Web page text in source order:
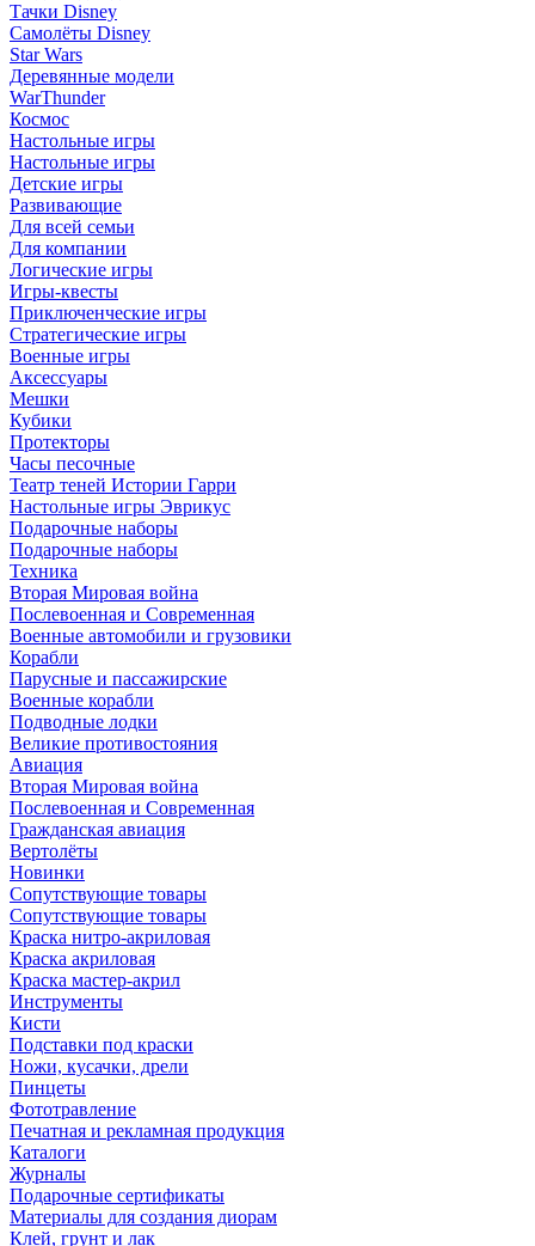
Тачки Disney
Самолёты Disney
Star Wars
Деревянные модели
WarThunder
Космос
Настольные игры
Настольные игры
Детские игры
Развивающие
Для всей семьи
Для компании
Логические игры
Игры-квесты
Приключенческие игры
Стратегические игры
Военные игры
Аксессуары
Мешки
Кубики
Протекторы
Часы песочные
Театр теней Истории Гарри
Настольные игры Эврикус
Подарочные наборы
Подарочные наборы
Техника
Вторая Мировая война
Послевоенная и Современная
Военные автомобили и грузовики
Корабли
Парусные и пассажирские
Военные корабли
Подводные лодки
Великие противостояния
Авиация
Вторая Мировая война
Послевоенная и Современная
Гражданская авиация
Вертолёты
Новинки
Сопутствующие товары
Сопутствующие товары
Краска нитро-акриловая
Краска акриловая
Краска мастер-акрил
Инструменты
Кисти
Подставки под краски
Ножи, кусачки, дрели
Пинцеты
Фототравление
Печатная и рекламная продукция
Каталоги
Журналы
Подарочные сертификаты
Материалы для создания диорам
Клей, грунт и лак